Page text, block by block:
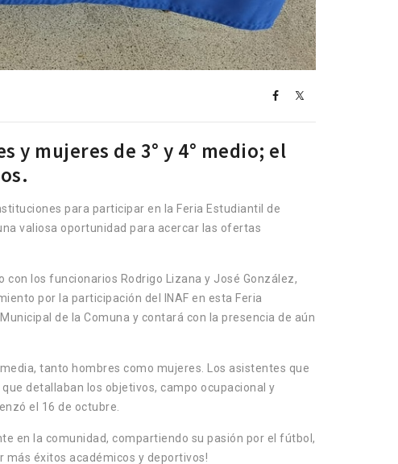
mujeres de 3° y 4° medio; el
para participar en la Feria Estudiantil de
valiosa oportunidad para acercar las ofertas
los funcionarios Rodrigo Lizana y José González,
por la participación del INAF en esta Feria
de la Comuna y contará con la presencia de aún
tanto hombres como mujeres. Los asistentes que
detallaban los objetivos, campo ocupacional y
el 16 de octubre.
en la comunidad, compartiendo su pasión por el fútbol,
más éxitos académicos y deportivos!